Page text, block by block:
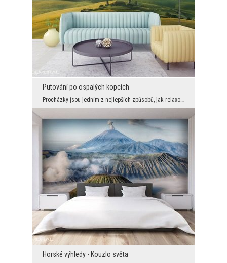
Putování po ospalých kopcích
Procházky jsou jedním z nejlepších způsobů, jak relaxovat a odpočinout si. Chcete-li zažít zvlášt...
Horské výhledy - Kouzlo světa